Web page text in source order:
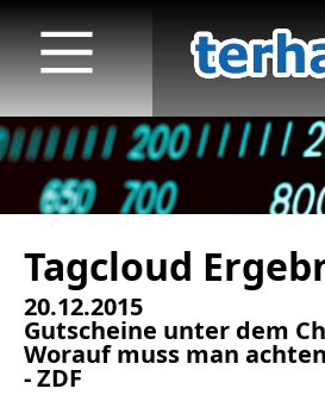
Tagcloud
20.12.2015
Gutscheine unter dem
Worauf muss man
- ZDF
Startseite
Veröffentlichungen
TV